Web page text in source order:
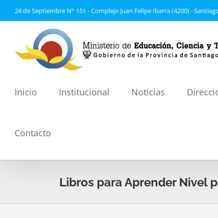
al
24 de Septiembre N° 151 - Complejo Juan Felipe Ibarra (4200) -
Inicio Institucional Noticias
Contacto
Libros para Aprender Nivel